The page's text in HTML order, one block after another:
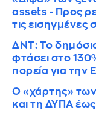
assets - Προς
τις εισηγμένες
ΔΝΤ: Το
φτάσει στο
πορεία για την
Ο «χάρτης»
και τη ΔΥΠΑ έως